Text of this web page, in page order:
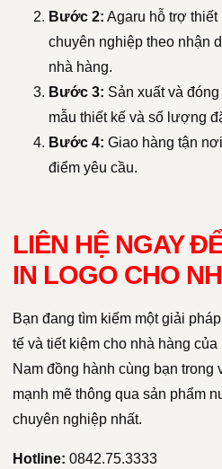
Bước 2: Agaru hỗ trợ thiết
chuyên nghiệp theo nhận
nhà hàng.
Bước 3: Sản xuất và
mẫu thiết kế và số lượng
Bước 4: Giao hàng tận
điểm yêu cầu.
LIÊN HỆ NGAY
IN LOGO CHO
Bạn đang tìm kiếm một giải
tế và tiết kiệm cho nhà hàng
Nam đồng hành cùng bạn
mạnh mẽ thông qua sản phẩm
chuyên nghiệp nhất.
Hotline: 0842.75.3333